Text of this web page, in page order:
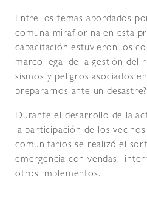
Entre los temas abordados
comuna miraflorina en esta
capacitación estuvieron los
marco legal de la gestión del
sismos y peligros asociados
prepararnos ante un
Durante el desarrollo de la
la participación de los vecinos
comunitarios se realizó el
emergencia con vendas,
otros implementos.